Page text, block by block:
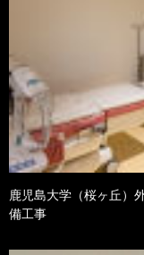
鹿児島大学（桜ヶ丘）
備工事